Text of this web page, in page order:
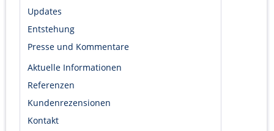
Updates
Entstehung
Presse und Kommentare
Aktuelle Informationen
Referenzen
Kundenrezensionen
Kontakt